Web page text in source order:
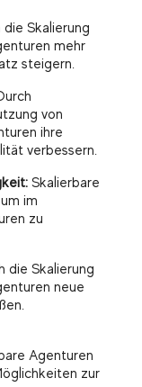
die Skalierung
mehr
steigern.
von
ihre
verbessern.
Skalierbare
im
zu
die Skalierung
neue
Agenturen
zur